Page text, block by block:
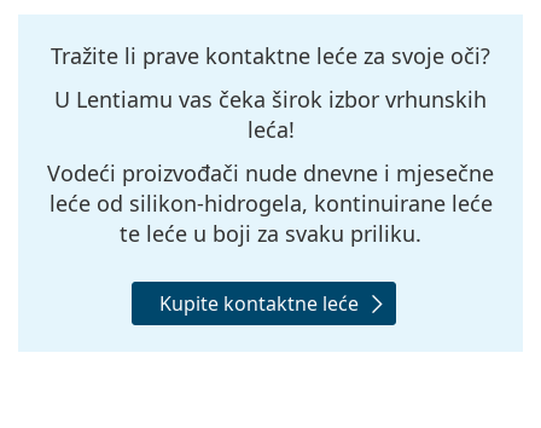
Tražite li prave kontaktne leće za svoje oči?
U Lentiamu vas čeka širok izbor vrhunskih
leća!
Vodeći proizvođači nude dnevne i mjesečne
leće od silikon-hidrogela, kontinuirane leće
te leće u boji za svaku priliku.
Kupite kontaktne leće